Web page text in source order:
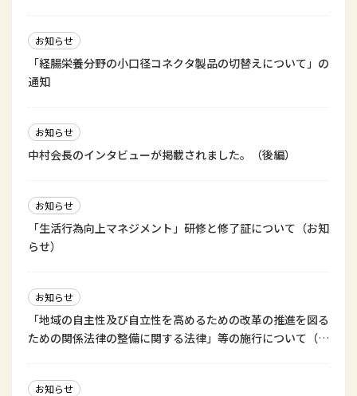
お知らせ
「経腸栄養分野の小口径コネクタ製品の切替えについて」の
通知
お知らせ
中村会長のインタビューが掲載されました。（後編）
お知らせ
「生活行為向上マネジメント」研修と修了証について（お知
らせ）
お知らせ
「地域の自主性及び自立性を高めるための改革の推進を図る
ための関係法律の整備に関する法律」等の施行について（厚
お知らせ